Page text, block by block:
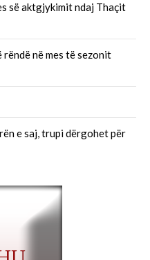
së aktgjykimit ndaj Thaçit
në mes të sezonit
e saj, trupi dërgohet për